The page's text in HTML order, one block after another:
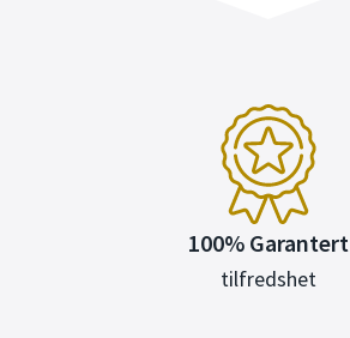
100% Garantert
tilfredshet